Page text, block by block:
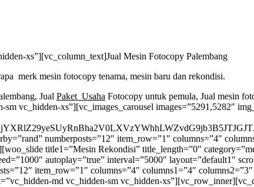
xs”][vc_column_text]Jual Mesin Fotocopy Palembang
merk mesin fotocopy tenama, mesin baru dan rekondisi.
Jual Paket Usaha Fotocopy untuk pemula, Jual mesin
vc_hidden-xs”][vc_images_carousel images=”5291,5282″
numberposts=”12″ item_row=”1″ columns=”4″
title1=”Mesin Rekondisi” title_length=”0″
autoplay=”true” interval=”5000″ layout=”default1″
item_row=”1″ columns=”4″ columns1=”4″
md vc_hidden-sm vc_hidden-